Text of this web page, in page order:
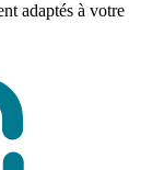
adaptés à votre